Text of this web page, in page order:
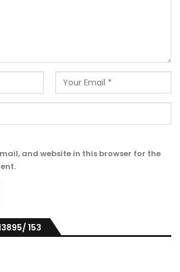
and website in this browser for the
153